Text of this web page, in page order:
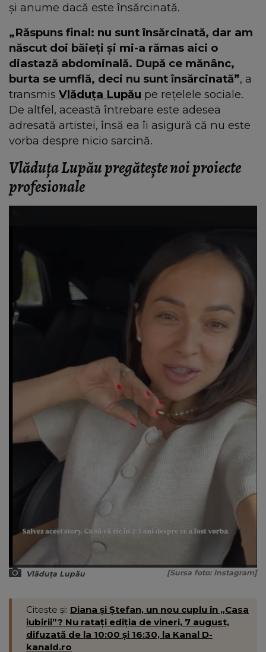
și anume dacă este însărcinată.
„Răspuns final: nu sunt însărcinată, dar am
născut doi băieți și mi-a rămas aici o
diastază abdominală. După ce mănânc,
burta se umflă, deci nu sunt însărcinată”, a
transmis Vlăduța Lupău pe rețelele sociale.
De altfel, această întrebare este adesea
adresată artistei, însă ea îi asigură că nu este
vorba despre nicio sarcină.
Vlăduța Lupău pregătește noi proiecte
profesionale
Vlăduța Lupău [Sursa foto: Instagram]
Citește și: Diana și Ștefan, un nou cuplu în „Casa
iubirii”? Nu ratați ediția de vineri, 7 august,
difuzată de la 10:00 și 16:30, la Kanal D-
kanald.ro